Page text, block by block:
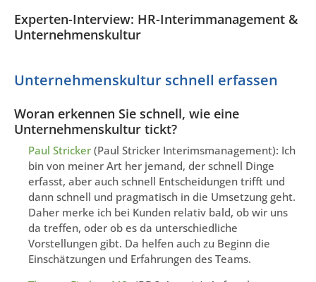
Experten-Interview: HR-Interimmanagement &
Unternehmenskultur
Unternehmenskultur schnell erfassen
Woran erkennen Sie schnell, wie eine
Unternehmenskultur tickt?
Paul Stricker (Paul Stricker Interimsmanagement): Ich
bin von meiner Art her jemand, der schnell Dinge
erfasst, aber auch schnell Entscheidungen trifft und
dann schnell und pragmatisch in die Umsetzung geht.
Daher merke ich bei Kunden relativ bald, ob wir uns
da treffen, oder ob es da unterschiedliche
Vorstellungen gibt. Da helfen auch zu Beginn die
Einschätzungen und Erfahrungen des Teams.